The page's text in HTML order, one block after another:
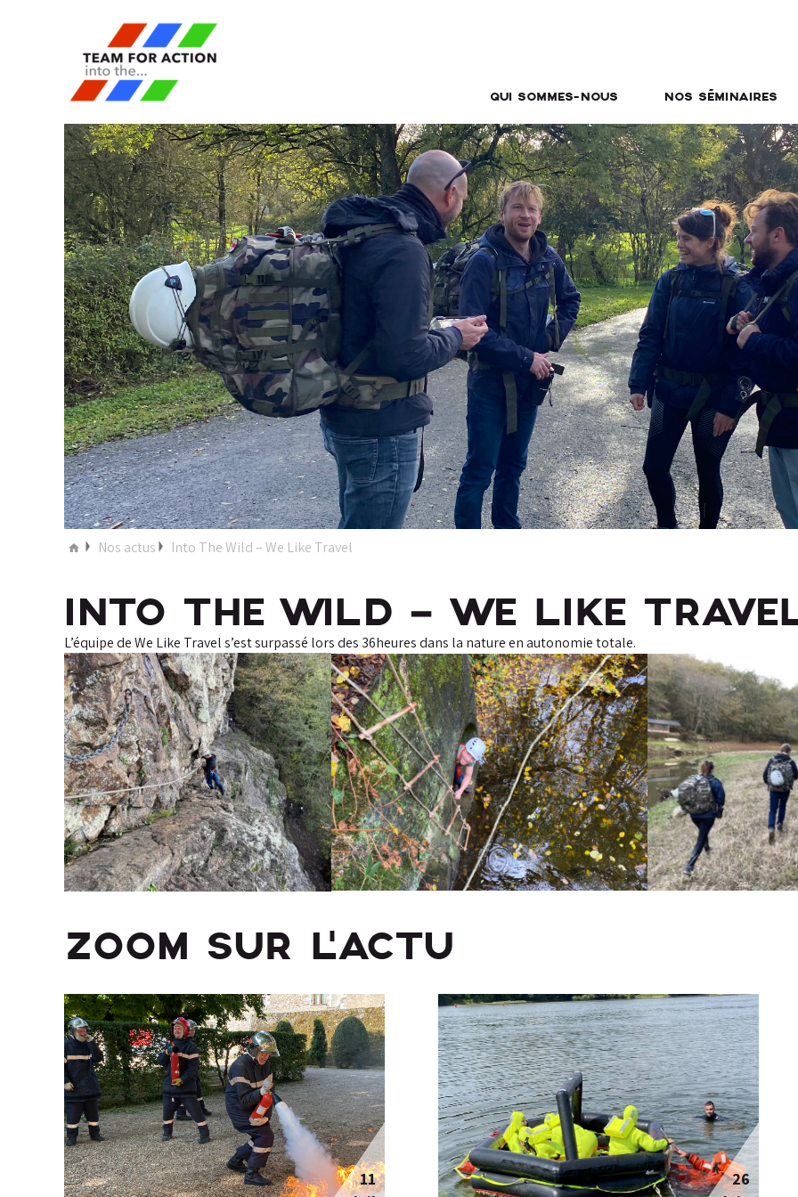
QUI SOMMES-NOUS NOS SÉMINAIRES
Nos actus Into The Wild – We Like Travel
INTO THE WILD – WE LIKE
L’équipe de We Like Travel s’est surpassé lors des 36heures dans la nature en autonomie totale.
ZOOM SUR L'ACTU
11
26